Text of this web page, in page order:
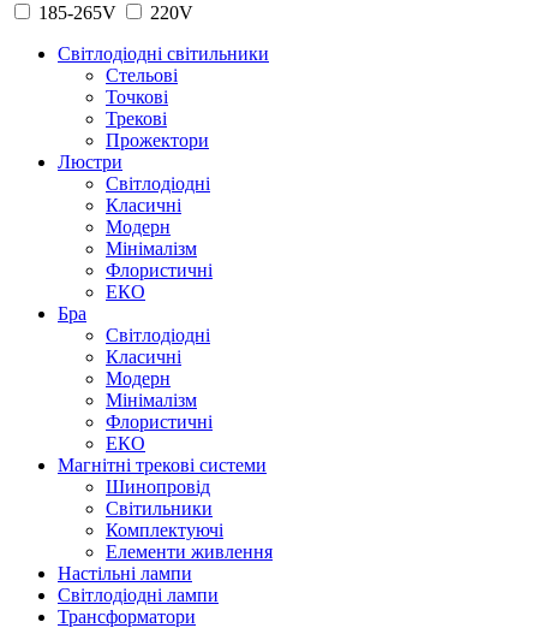
185-265V
220V
Світлодіодні світильники
Стельові
Точкові
Трекові
Прожектори
Люстри
Світлодіодні
Класичні
Модерн
Мінімалізм
Флористичні
ЕКО
Бра
Світлодіодні
Класичні
Модерн
Мінімалізм
Флористичні
ЕКО
Магнітні трекові системи
Шинопровід
Світильники
Комплектуючі
Елементи живлення
Настільні лампи
Світлодіодні лампи
Трансформатори